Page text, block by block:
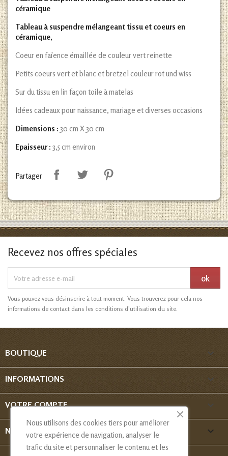
céramique
Tableau à suspendre mélangeant tissu et coeurs en
céramique,
Coeur en faïence émaillée de couleur vert reinette
Petits coeurs vert et blanc et bretzel couleur rot und wiss
Sur du tissu en lin façon toile à matelas
Idées cadeaux pour naissance, mariage et diverses occasions
Dimensions : 30 cm X 30 cm
Epaisseur : 3,5 cm environ
Partager
Recevez nos offres spéciales
Vous pouvez vous désinscrire à tout moment. Vous trouverez pour cela nos
informations de contact dans les conditions d'utilisation du site.
BOUTIQUE 
INFORMATIONS 
VOTRE COMPTE 
NOUS CONTACTER keyboard_arrow_down
Nous utilisons des cookies tiers pour améliorer
votre expérience de navigation, analyser le
trafic du site et personnaliser le contenu et les